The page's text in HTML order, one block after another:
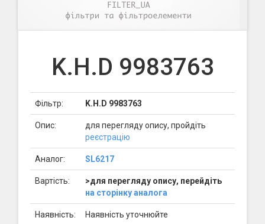
K.H.D 9983763
Фільтр: K.H.D 9983763
Опис:
для перегляду опису, пройдіть
реєстрацію
Аналог: SL6217
Вартість:
>для перегляду опису, перейдіть
на сторінку аналога
Наявність: Наявність уточнюйте